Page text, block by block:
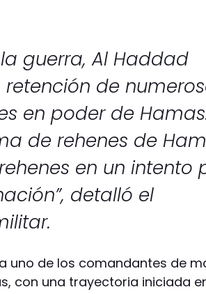
guerra, Al Haddad
de
en poder de
de rehenes de
en un intento
detalló el
uno de los comandantes de
con una trayectoria iniciada